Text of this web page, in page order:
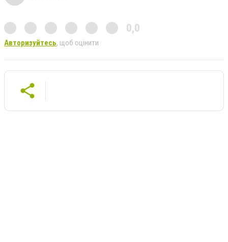
0,0
Авторизуйтесь, щоб оцінити